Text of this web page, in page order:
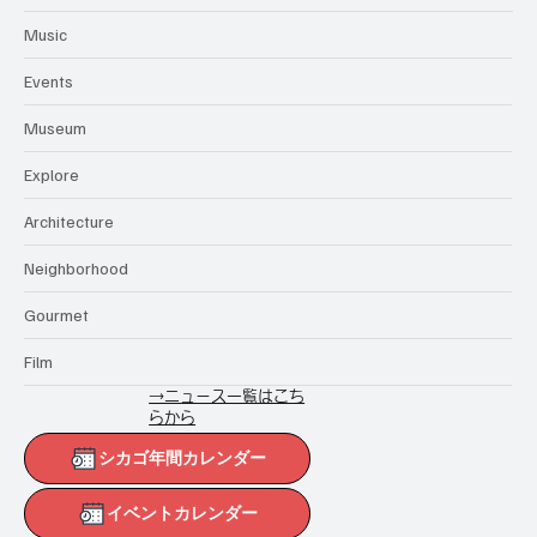
Music
Events
Museum
Explore
Architecture
Neighborhood
Gourmet
Film
→ニュース一覧はこち
らから
シカゴ年間カレンダー
イベントカレンダー